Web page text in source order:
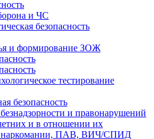
и ЧС
безопасность
и формирование ЗОЖ
тестирование
безопасность
и правонарушений
и в отношении их
наркомании, ПАВ, ВИЧ/СПИД